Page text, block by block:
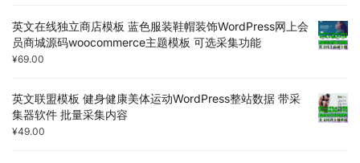
英文在线独立商店模板 蓝色服装鞋帽装饰WordPress网上会
员商城源码woocommerce主题模板 可选采集功能
¥69.00
英文联盟模板 健身健康美体运动WordPress整站数据 带采
集器软件 批量采集内容
¥49.00